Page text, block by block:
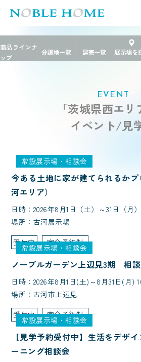
TOP>
EVENT
「茨城県西エ
イベント/見
常設展示場・相談会
今ある土地に家が建てられるか
河エリア）
日時：2026年8月1日（土）～31日（月
場所：古河展示場
受付中
完全予約制
常設展示場・相談会
ノーブルガーデン上辺見3期 相
日時：2026年8月1日(土)～8月31日(月)
場所：古河市上辺見
受付中
完全予約制
常設展示場・相談会
【見学予約受付中】生活をデザ
ーニング相談会